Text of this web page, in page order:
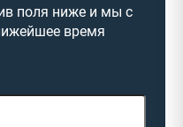
поля ниже и мы с
время